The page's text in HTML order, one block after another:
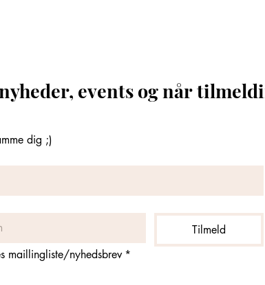
events og når
dig ;)
Tilmeld
maillingliste/nyhedsbrev *